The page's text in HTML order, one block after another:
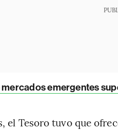
mercados emergentes
el Tesoro tuvo que